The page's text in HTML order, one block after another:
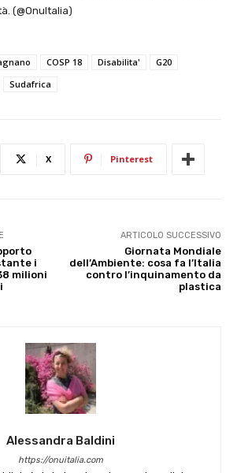
(@OnuItalia)
COSP 18 Disabilita'
G20
Sudafrica
X Pinterest
i
milioni
ARTICOLO SUCCESSIVO
Giornata Mondiale
dell’Ambiente: cosa fa l’Italia
contro l’inquinamento da
plastica
Alessandra Baldini
https://onuitalia.com